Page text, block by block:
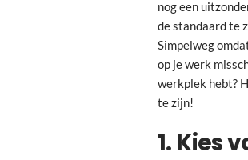
nog een
de standaard te
Simpelweg
op je werk
werkplek hebt?
te zijn!
1. Kies